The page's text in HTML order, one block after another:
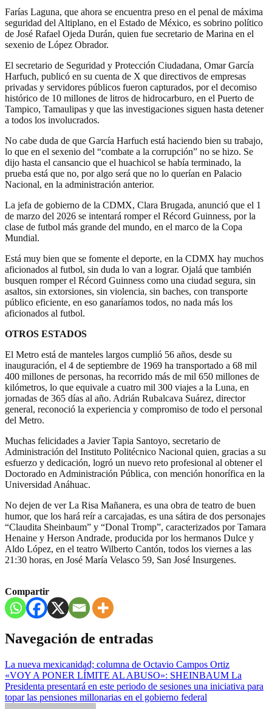
Farías Laguna, que ahora se encuentra preso en el penal de máxima
seguridad del Altiplano, en el Estado de México, es sobrino político
de José Rafael Ojeda Durán, quien fue secretario de Marina en el
sexenio de López Obrador.
El secretario de Seguridad y Protección Ciudadana, Omar García
Harfuch, publicó en su cuenta de X que directivos de empresas
privadas y servidores públicos fueron capturados, por el decomiso
histórico de 10 millones de litros de hidrocarburo, en el Puerto de
Tampico, Tamaulipas y que las investigaciones siguen hasta detener
a todos los involucrados.
No cabe duda de que García Harfuch está haciendo bien su trabajo,
lo que en el sexenio del “combate a la corrupción” no se hizo. Se
dijo hasta el cansancio que el huachicol se había terminado, la
prueba está que no, por algo será que no lo querían en Palacio
Nacional, en la administración anterior.
La jefa de gobierno de la CDMX, Clara Brugada, anunció que el 1
de marzo del 2026 se intentará romper el Récord Guinness, por la
clase de futbol más grande del mundo, en el marco de la Copa
Mundial.
Está muy bien que se fomente el deporte, en la CDMX hay muchos
aficionados al futbol, sin duda lo van a lograr. Ojalá que también
busquen romper el Récord Guinness como una ciudad segura, sin
asaltos, sin extorsiones, sin violencia, sin baches, con transporte
público eficiente, en eso ganaríamos todos, no nada más los
aficionados al futbol.
OTROS ESTADOS
El Metro está de manteles largos cumplió 56 años, desde su
inauguración, el 4 de septiembre de 1969 ha transportado a 68 mil
400 millones de personas, ha recorrido más de mil 650 millones de
kilómetros, lo que equivale a cuatro mil 300 viajes a la Luna, en
jornadas de 365 días al año. Adrián Rubalcava Suárez, director
general, reconoció la experiencia y compromiso de todo el personal
del Metro.
Muchas felicidades a Javier Tapia Santoyo, secretario de
Administración del Instituto Politécnico Nacional quien, gracias a su
esfuerzo y dedicación, logró un nuevo reto profesional al obtener el
Doctorado en Administración Pública, con mención honorífica en la
Universidad Anáhuac.
No dejen de ver La Risa Mañanera, es una obra de teatro de buen
humor, que los hará reír a carcajadas, es una sátira de dos personajes
“Claudita Sheinbaum” y “Donal Tromp”, caracterizados por Tamara
Henaine y Herson Andrade, producida por los hermanos Dulce y
Aldo López, en el teatro Wilberto Cantón, todos los viernes a las
21:30 horas, en José María Velasco 59, San José Insurgenes.
Compartir
Navegación de entradas
La nueva mexicanidad; columna de Octavio Campos Ortiz
«VOY A PONER LÍMITE AL ABUSO»: SHEINBAUM La
Presidenta presentará en este periodo de sesiones una iniciativa para
topar las pensiones millonarias en el gobierno federal